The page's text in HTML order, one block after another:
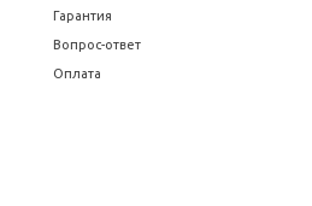
Гарантия
Вопрос-ответ
Оплата